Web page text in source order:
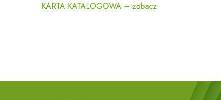
KARTA KATALOGOWA – zobacz